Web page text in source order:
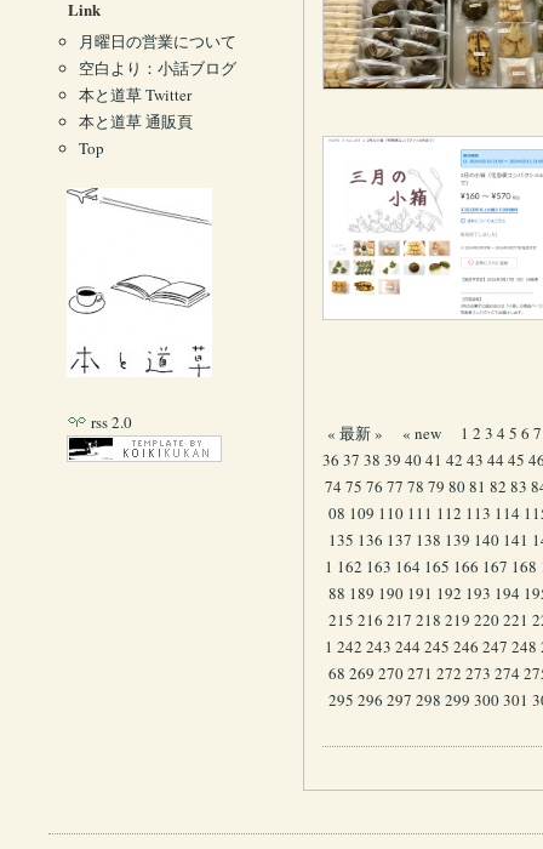
« 最新 » « new 1 2 3 4 5 6 7
36 37 38 39 4041 42 43 44 45
74 75 76 77 78 79 8081 82 83
08 109 110 111 112 113 114
135 136 137 138 139 140 141
1 162 163 164 165 166 167 168
88 189 190 191 192 193 194
215 216 217 218 219 220221
1 242 243 244 245 246 247 248
68 269 270271 272 273 274
295 296 297 298 299 300301
Link
月曜日の営業について
空白より：小話ブログ
本と道草 Twitter
本と道草 通販頁
Top
rss 2.0